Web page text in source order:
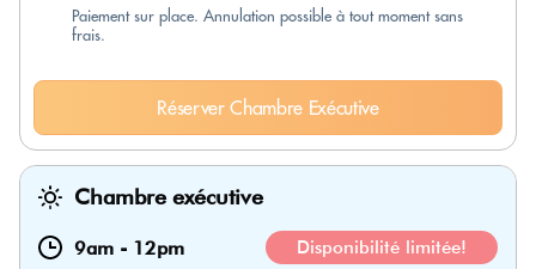
Paiement sur place. Annulation possible à tout moment sans
frais.
Réserver Chambre Exécutive
Chambre exécutive
9am - 12pm Disponibilité limitée!